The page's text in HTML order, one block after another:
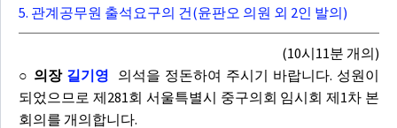
5. 관계공무원 출석요구의 건(윤판오 의원 외 2인 발의)
(10시11분 개의)
○ 의장 길기영 의석을 정돈하여 주시기 바랍니다. 성원이
되었으므로 제281회 서울특별시 중구의회 임시회 제1차 본
회의를 개의합니다.